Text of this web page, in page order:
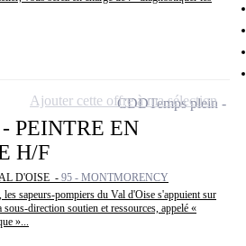
PEINTRE EN
H/F
D'OISE - 95 - MONTMORENCY
les sapeurs-pompiers du Val d'Oise s'appuient sur
direction soutien et ressources, appelé «
»...
CDDTemps plein
Ajouter cette offre à ma sélection